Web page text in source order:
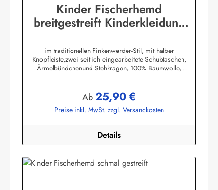
Kinder Fischerhemd
breitgestreift Kinderkleidung
im traditionellen Finkenwerder-Stil, mit halber
Knopfleiste,zwei seitlich eingearbeitete Schubtaschen,
Ärmelbündchenund Stehkragen, 100% Baumwolle,
Wittmundinfo@modas-bekleidung.de
Regulärer Preis:
Ab25,90 €
Preise inkl. MwSt. zzgl. Versandkosten
Details